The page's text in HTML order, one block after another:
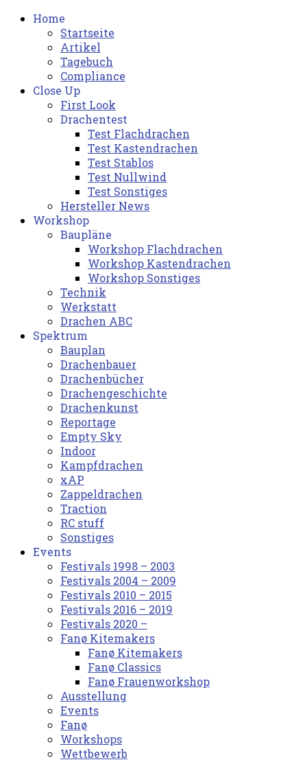
Home
Startseite
Artikel
Tagebuch
Compliance
Close Up
First Look
Drachentest
Test Flachdrachen
Test Kastendrachen
Test Stablos
Test Nullwind
Test Sonstiges
Hersteller News
Workshop
Baupläne
Workshop Flachdrachen
Workshop Kastendrachen
Workshop Sonstiges
Technik
Werkstatt
Drachen ABC
Spektrum
Bauplan
Drachenbauer
Drachenbücher
Drachengeschichte
Drachenkunst
Reportage
Empty Sky
Indoor
Kampfdrachen
xAP
Zappeldrachen
Traction
RC stuff
Sonstiges
Events
Festivals 1998 – 2003
Festivals 2004 – 2009
Festivals 2010 – 2015
Festivals 2016 – 2019
Festivals 2020 –
Fanø Kitemakers
Fanø Kitemakers
Fanø Classics
Fanø Frauenworkshop
Ausstellung
Events
Fanø
Workshops
Wettbewerb